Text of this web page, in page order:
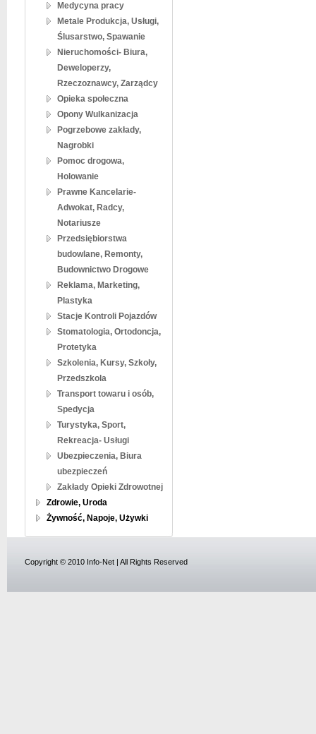
Medycyna pracy
Metale Produkcja, Usługi,
Ślusarstwo, Spawanie
Nieruchomości- Biura,
Deweloperzy,
Rzeczoznawcy, Zarządcy
Opieka społeczna
Opony Wulkanizacja
Pogrzebowe zakłady,
Nagrobki
Pomoc drogowa,
Holowanie
Prawne Kancelarie-
Adwokat, Radcy,
Notariusze
Przedsiębiorstwa
budowlane, Remonty,
Budownictwo Drogowe
Reklama, Marketing,
Plastyka
Stacje Kontroli Pojazdów
Stomatologia, Ortodoncja,
Protetyka
Szkolenia, Kursy, Szkoły,
Przedszkola
Transport towaru i osób,
Spedycja
Turystyka, Sport,
Rekreacja- Usługi
Ubezpieczenia, Biura
ubezpieczeń
Zakłady Opieki Zdrowotnej
Zdrowie, Uroda
Żywność, Napoje, Używki
Copyright © 2010 Info-Net | All Rights Reserved